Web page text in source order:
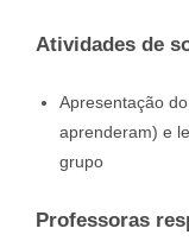
Atividades de
Apresentação
aprenderam) e
grupo
Professoras